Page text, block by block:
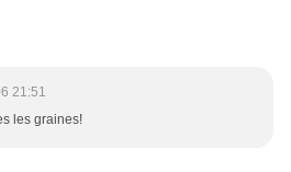
21:51
les graines!